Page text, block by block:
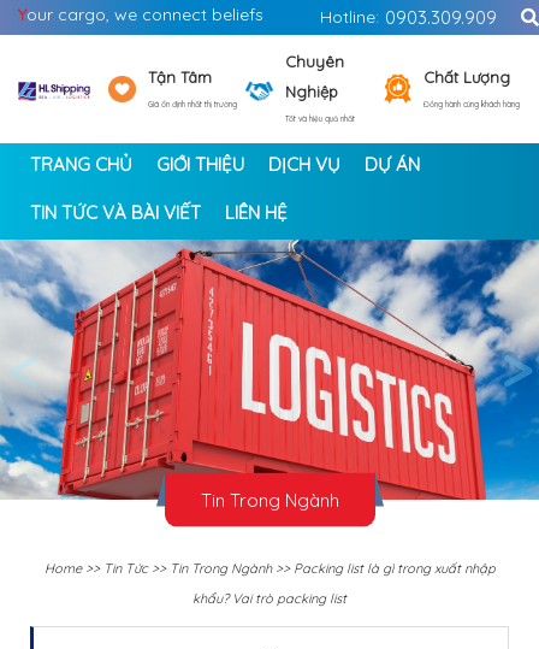
Your cargo, we connect beliefs Hotline: 0903.309.909
Tận Tâm
Giá ổn định nhất thị trường
Chuyên
Nghiệp
Tốt và hiệu quả nhất
Chất Lượng
Đồng hành cùng khách hàng
TRANG CHỦ GIỚI THIỆU DỊCH VỤ DỰ ÁN
TIN TỨC VÀ BÀI VIẾT LIÊN HỆ
< >
Tin Trong Ngành
Home>> Tin Tức>> Tin Trong Ngành>> Packing list là gì trong xuất nhập
khẩu? Vai trò packing list